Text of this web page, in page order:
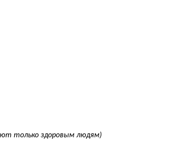
только здоровым людям)